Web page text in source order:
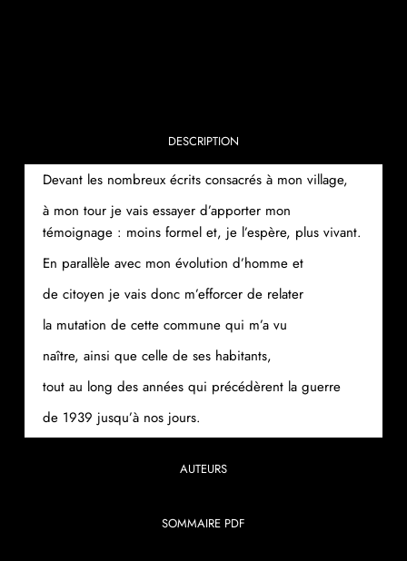
DESCRIPTION
AUTEURS
SOMMAIRE PDF
Devant les nombreux écrits consacrés à mon village,
à mon tour je vais essayer d’apporter mon
témoignage : moins formel et, je l’espère, plus vivant.
En parallèle avec mon évolution d’homme et
de citoyen je vais donc m’efforcer de relater
la mutation de cette commune qui m’a vu
naître, ainsi que celle de ses habitants,
tout au long des années qui précédèrent la guerre
de 1939 jusqu’à nos jours.